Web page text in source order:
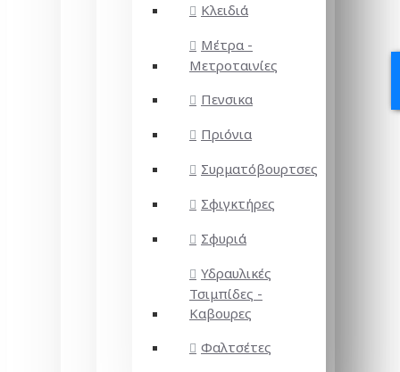
Κλειδιά
Μέτρα -
Μετροταινίες
Πενσικα
Πριόνια
Συρματόβουρτσες
Σφιγκτήρες
Σφυριά
Υδραυλικές
Τσιμπίδες -
Καβουρες
Φαλτσέτες